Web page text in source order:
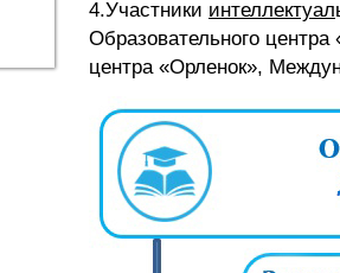
4.Участники интеллектуал
Образовательного центра
центра «Орленок»,